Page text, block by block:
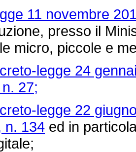
11 novembre
presso il
micro, piccole e
legge 24
27;
legge 22
n. 134 ed in